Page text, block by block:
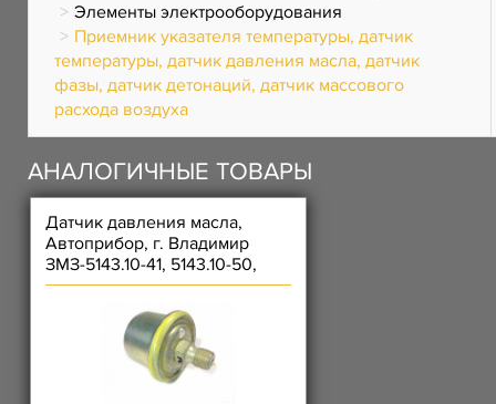
Элементы электрооборудования
Приемник указателя температуры, датчик
температуры, датчик давления масла, датчик
фазы, датчик детонаций, датчик массового
расхода воздуха
АНАЛОГИЧНЫЕ ТОВАРЫ
Датчик давления масла,
Автоприбор, г. Владимир
ЗМЗ-5143.10-41, 5143.10-50,
5143.10-80